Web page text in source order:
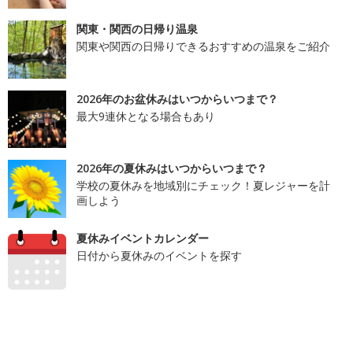
関東・関西の日帰り温泉
関東や関西の日帰りできるおすすめの温泉をご紹介
2026年のお盆休みはいつからいつまで？
最大9連休となる場合もあり
2026年の夏休みはいつからいつまで？
学校の夏休みを地域別にチェック！夏レジャーを計
画しよう
夏休みイベントカレンダー
日付から夏休みのイベントを探す